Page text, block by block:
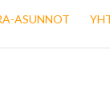
ASUNNOT